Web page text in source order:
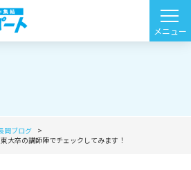
岡ブログ
大卒の講師陣でチェックしてみます！